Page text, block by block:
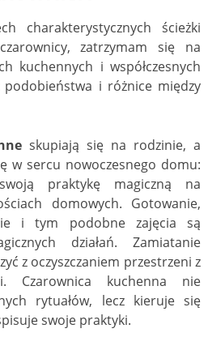
charakterystycznych ścieżki
zatrzymam się na
kuchennych i współczesnych
podobieństwa i różnice między
skupiają się na rodzinie, a
w sercu nowoczesnego domu:
praktykę magiczną na
domowych. Gotowanie,
i tym podobne zajęcia są
działań. Zamiatanie
z oczyszczaniem przestrzeni z
Czarownica kuchenna nie
rytuałów, lecz kieruje się
swoje praktyki.